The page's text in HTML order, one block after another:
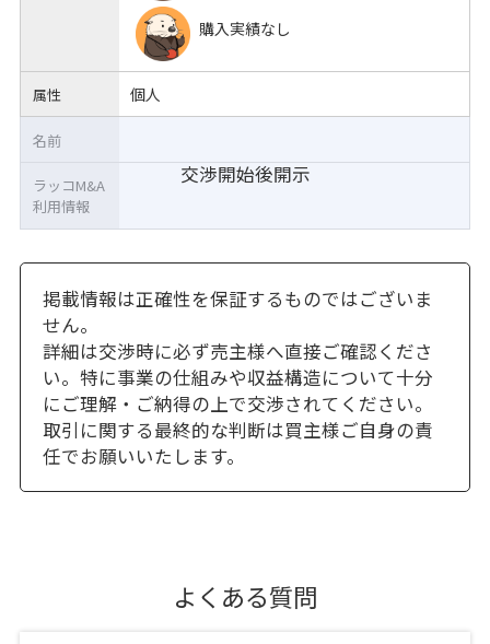
購入実績なし
属性 個人
交渉開始後開示
名前
ラッコM&A
利用情報
掲載情報は正確性を保証するものではございま
せん。
詳細は交渉時に必ず売主様へ直接ご確認くださ
い。特に事業の仕組みや収益構造について十分
にご理解・ご納得の上で交渉されてください。
取引に関する最終的な判断は買主様ご自身の責
任でお願いいたします。
よくある質問